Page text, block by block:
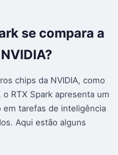
se compara a
chips da NVIDIA, como
RTX Spark apresenta um
em tarefas de inteligência
Aqui estão alguns